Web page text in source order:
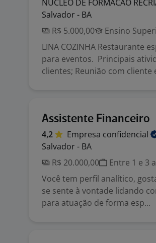
NUCLEO DE FORMACAO
Salvador - BA
R$ 5.000,00
Ensino
LINA COZINHA Restaurante
para eventos. Principais
clientes; Reunião com cliente
Assistente Financeiro
4,2 Empresa confidencial
Salvador - BA
R$ 20.000,00
Entre 1 e 3
Você tem perfil analítico,
se sente à vontade lidando
para atuação de forma esp...